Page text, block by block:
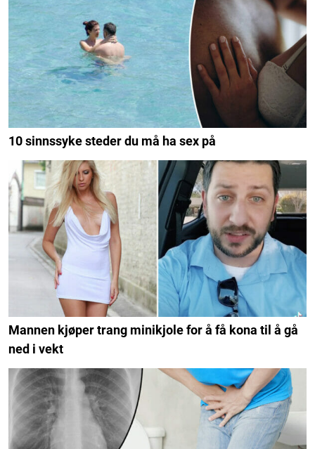
10 sinnssyke steder du må ha sex på
Mannen kjøper trang minikjole for å få kona til å gå
ned i vekt